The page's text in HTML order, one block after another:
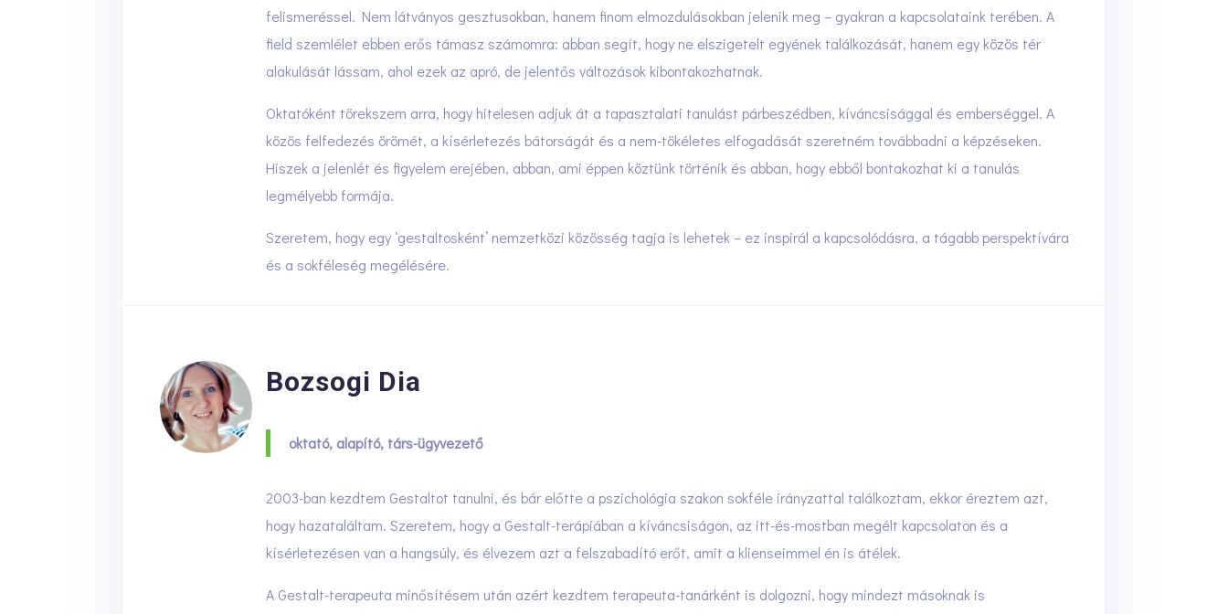
felismeréssel. Nem látványos gesztusokban, hanem finom elmozdulásokban jelenik meg – gyakran a kapcsolataink terében. A
field szemlélet ebben erős támasz számomra: abban segít, hogy ne elszigetelt egyének találkozását, hanem egy közös tér
alakulását lássam, ahol ezek az apró, de jelentős változások kibontakozhatnak.
Oktatóként törekszem arra, hogy hitelesen adjuk át a tapasztalati tanulást párbeszédben, kíváncsisággal és emberséggel. A
közös felfedezés örömét, a kísérletezés bátorságát és a nem-tökéletes elfogadását szeretném továbbadni a képzéseken.
Hiszek a jelenlét és figyelem erejében, abban, ami éppen köztünk történik és abban, hogy ebből bontakozhat ki a tanulás
legmélyebb formája.
Szeretem, hogy egy ‘gestaltosként’ nemzetközi közösség tagja is lehetek – ez inspirál a kapcsolódásra, a tágabb perspektívára
és a sokféleség megélésére.
Bozsogi Dia
oktató, alapító, társ-ügyvezető
2003-ban kezdtem Gestaltot tanulni, és bár előtte a pszichológia szakon sokféle irányzattal találkoztam, ekkor éreztem azt,
hogy hazataláltam. Szeretem, hogy a Gestalt-terápiában a kíváncsiságon, az itt-és-mostban megélt kapcsolaton és a
kísérletezésen van a hangsúly, és élvezem azt a felszabadító erőt, amit a klienseimmel én is átélek.
A Gestalt-terapeuta minősítésem után azért kezdtem terapeuta-tanárként is dolgozni, hogy mindezt másoknak is